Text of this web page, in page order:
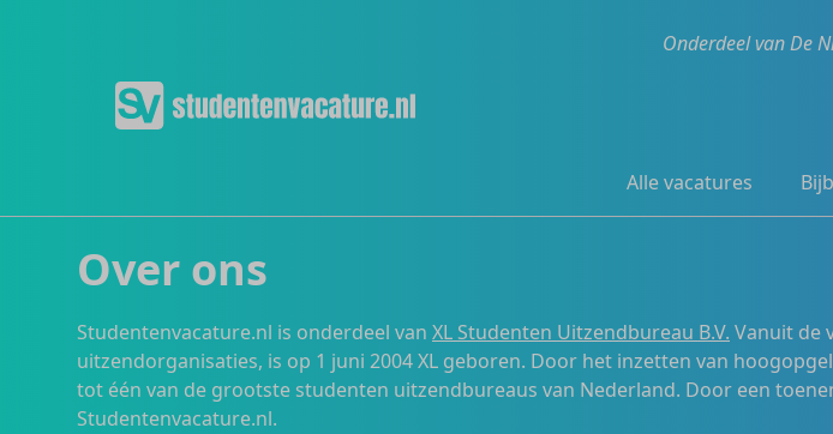
Onderdeel van De
Alle vacatures
Over ons
Studentenvacature.nl is onderdeel van XL Studenten Uitzendbureau B.V. Vanuit de
uitzendorganisaties, is op 1 juni 2004 XL geboren. Door het inzetten van
tot één van de grootste studenten uitzendbureaus van Nederland. Door een
Studentenvacature.nl.